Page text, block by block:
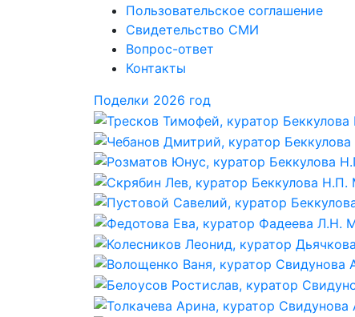
Пользовательское соглашение
Свидетельство СМИ
Вопрос-ответ
Контакты
Поделки 2026 год